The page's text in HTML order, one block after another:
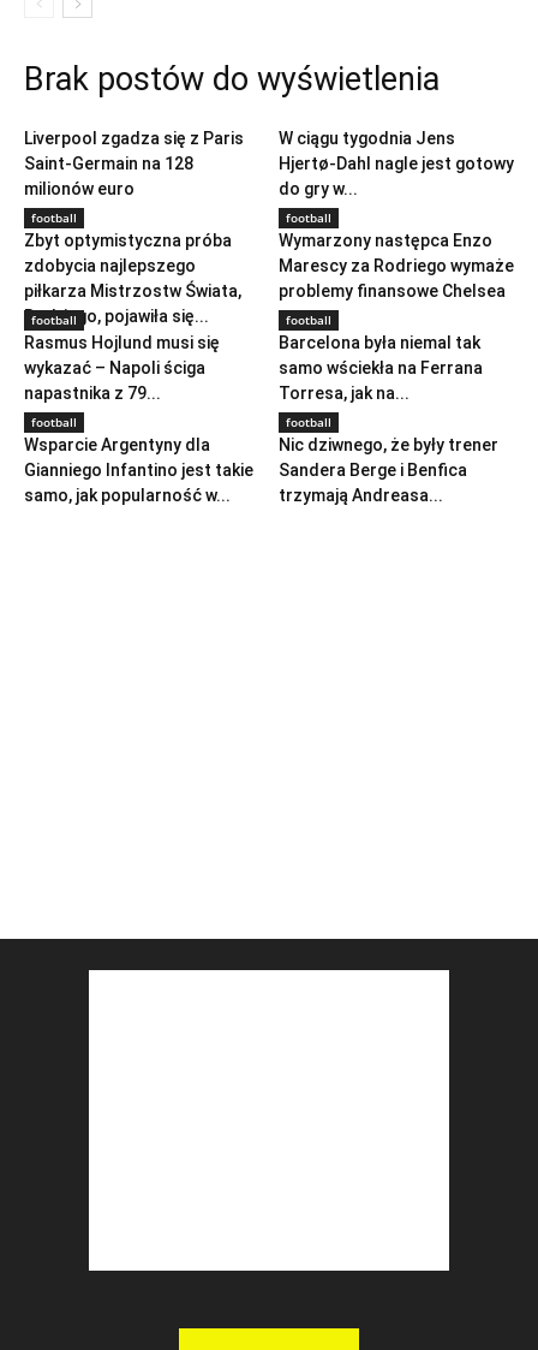
Brak postów do wyświetlenia
Liverpool zgadza się z Paris
Saint-Germain na 128
milionów euro
W ciągu tygodnia Jens
Hjertø-Dahl nagle jest gotowy
do gry w...
football
Zbyt optymistyczna próba
zdobycia najlepszego
piłkarza Mistrzostw Świata,
Rodriego, pojawiła się...
football
Wymarzony następca Enzo
Marescy za Rodriego wymaże
problemy finansowe Chelsea
football
Rasmus Hojlund musi się
wykazać – Napoli ściga
napastnika z 79...
football
Barcelona była niemal tak
samo wściekła na Ferrana
Torresa, jak na...
football
Wsparcie Argentyny dla
Gianniego Infantino jest takie
samo, jak popularność w...
football
Nic dziwnego, że były trener
Sandera Berge i Benfica
trzymają Andreasa...